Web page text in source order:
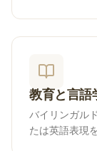
教育と言語
バイリンガル
たは英語表現